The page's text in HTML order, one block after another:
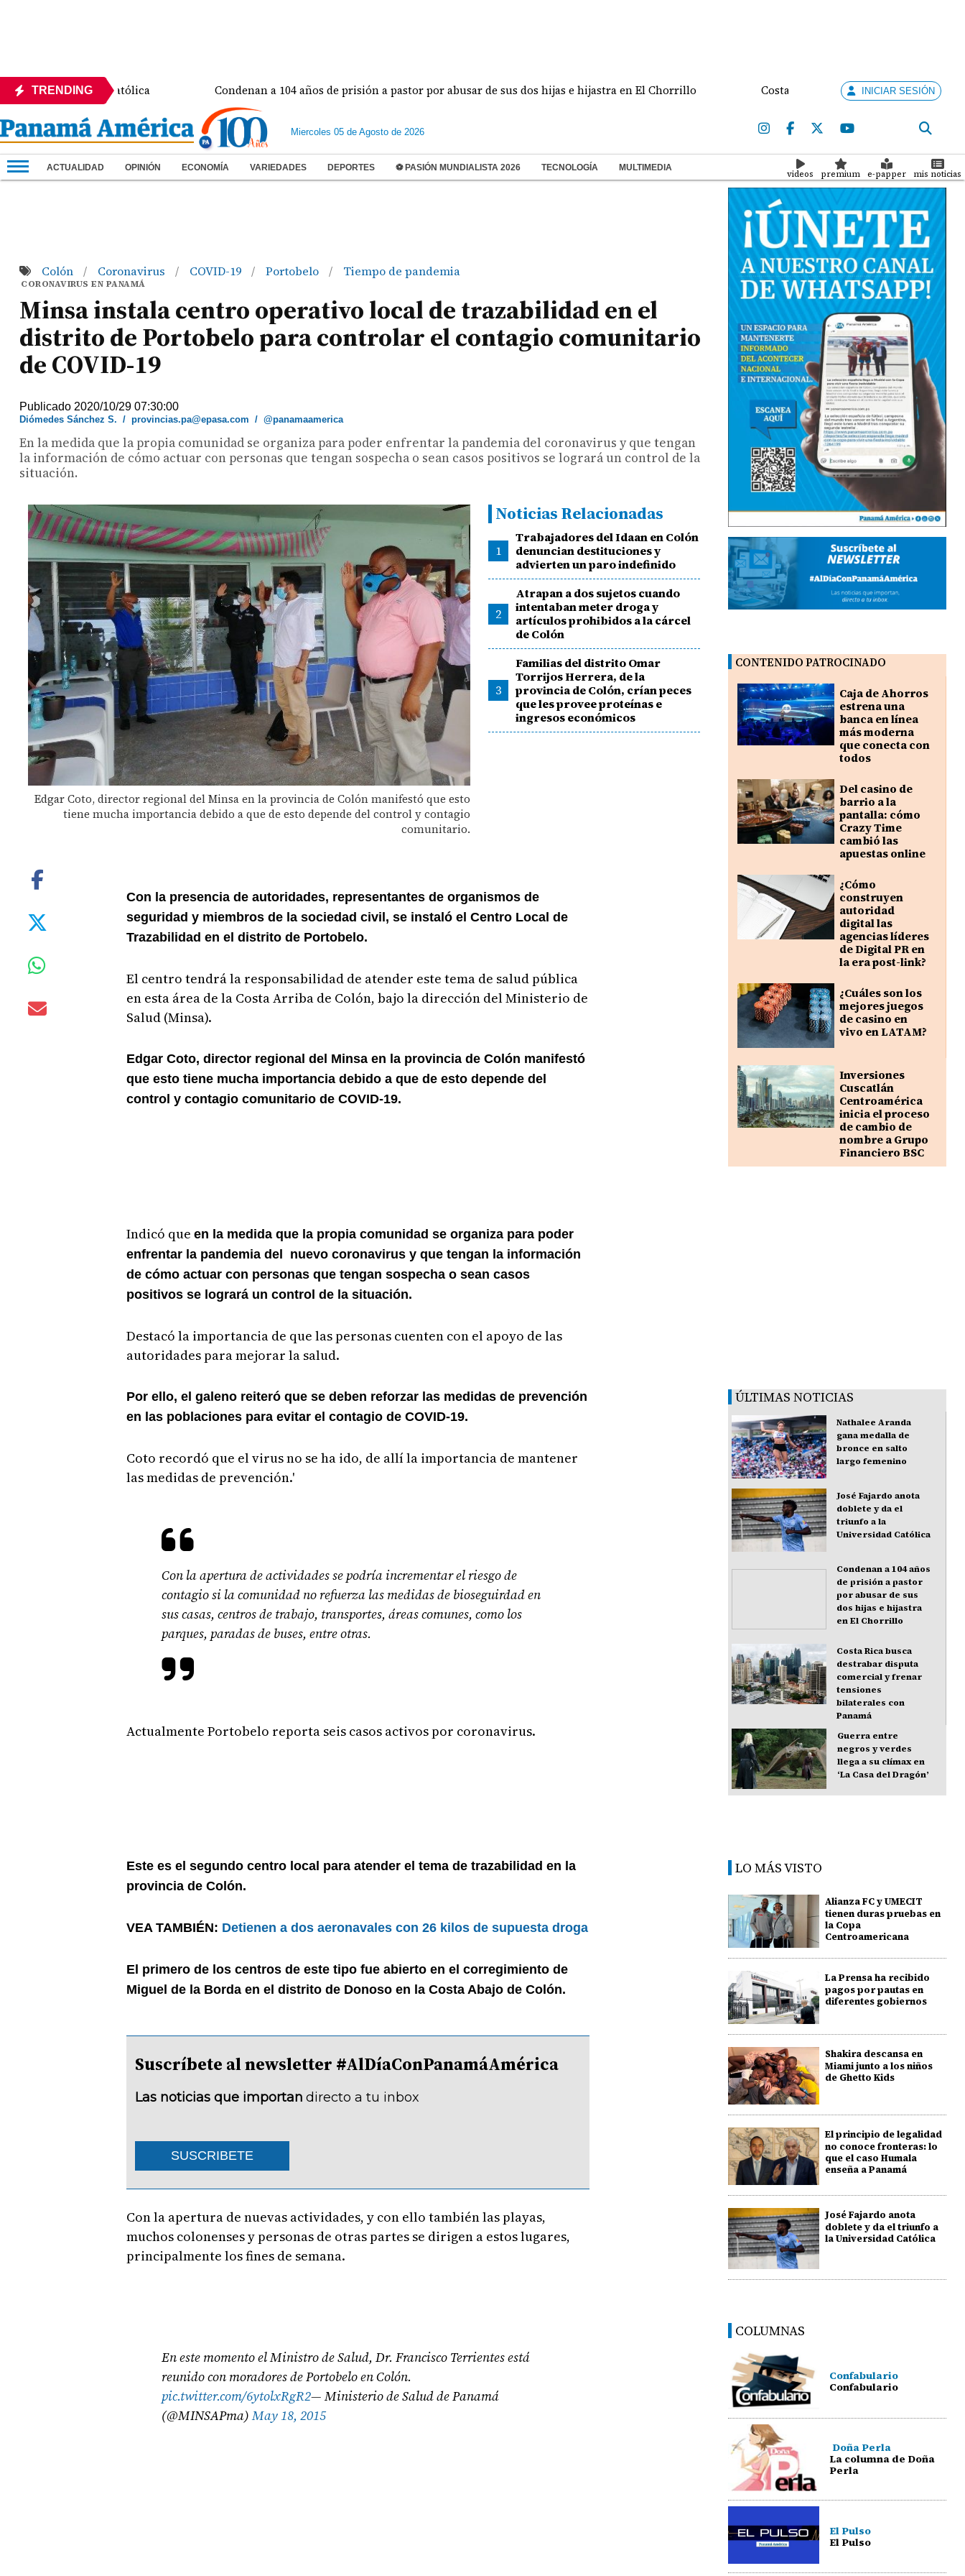
TRENDING
Católica Condenan a 104 años de prisión a pastor por abusar de sus dos hijas e hijastra en El Chorrillo Costa Rica busca destrabar disputa
INICIAR SESIÓN
Miercoles 05 de Agosto de 2026
ACTUALIDAD OPINIÓN ECONOMÍA VARIEDADES DEPORTES ⚽ PASIÓN MUNDIALISTA 2026 TECNOLOGÍA MULTIMEDIA
videos premium e-papper mis noticias
Colón / Coronavirus / COVID-19 / Portobelo / Tiempo de pandemia
CORONAVIRUS EN PANAMÁ
Minsa instala centro operativo local de trazabilidad en el
distrito de Portobelo para controlar el contagio comunitario
de COVID-19
Publicado 2020/10/29 07:30:00
Diómedes Sánchez S. /provincias.pa@epasa.com /@panamaamerica
En la medida que la propia comunidad se organiza para poder enfrentar la pandemia del coronavirus y que tengan
la información de cómo actuar con personas que tengan sospecha o sean casos positivos se logrará un control de la
situación.
Edgar Coto, director regional del Minsa en la provincia de Colón manifestó que esto
tiene mucha importancia debido a que de esto depende del control y contagio
comunitario.
Noticias Relacionadas
1
Trabajadores del Idaan en Colón
denuncian destituciones y
advierten un paro indefinido
2
Atrapan a dos sujetos cuando
intentaban meter droga y
artículos prohibidos a la cárcel
de Colón
3
Familias del distrito Omar
Torrijos Herrera, de la
provincia de Colón, crían peces
que les provee proteínas e
ingresos económicos
Con la presencia de autoridades, representantes de organismos de
seguridad y miembros de la sociedad civil, se instaló el Centro Local de
Trazabilidad en el distrito de Portobelo.
El centro tendrá la responsabilidad de atender este tema de salud pública
en esta área de la Costa Arriba de Colón, bajo la dirección del Ministerio de
Salud (Minsa).
Edgar Coto, director regional del Minsa en la provincia de Colón manifestó
que esto tiene mucha importancia debido a que de esto depende del
control y contagio comunitario de COVID-19.
Indicó que en la medida que la propia comunidad se organiza para poder
enfrentar la pandemia del nuevo coronavirus y que tengan la información
de cómo actuar con personas que tengan sospecha o sean casos
positivos se logrará un control de la situación.
Destacó la importancia de que las personas cuenten con el apoyo de las
autoridades para mejorar la salud.
Por ello, el galeno reiteró que se deben reforzar las medidas de prevención
en las poblaciones para evitar el contagio de COVID-19.
Coto recordó que el virus no se ha ido, de allí la importancia de mantener
las medidas de prevención.'
Con la apertura de actividades se podría incrementar el riesgo de
contagio si la comunidad no refuerza las medidas de bioseguirdad en
sus casas, centros de trabajo, transportes, áreas comunes, como los
parques, paradas de buses, entre otras.
Actualmente Portobelo reporta seis casos activos por coronavirus.
Este es el segundo centro local para atender el tema de trazabilidad en la
provincia de Colón.
VEA TAMBIÉN: Detienen a dos aeronavales con 26 kilos de supuesta droga
El primero de los centros de este tipo fue abierto en el corregimiento de
Miguel de la Borda en el distrito de Donoso en la Costa Abajo de Colón.
Suscríbete al newsletter #AlDíaConPanamáAmérica
Las noticias que importan directo a tu inbox
SUSCRIBETE
Con la apertura de nuevas actividades, y con ello también las playas,
muchos colonenses y personas de otras partes se dirigen a estos lugares,
principalmente los fines de semana.
En este momento el Ministro de Salud, Dr. Francisco Terrientes está
reunido con moradores de Portobelo en Colón.
pic.twitter.com/6ytolxRgR2— Ministerio de Salud de Panamá
(@MINSAPma)May 18, 2015
CONTENIDO PATROCINADO
Caja de Ahorros
estrena una
banca en línea
más moderna
que conecta con
todos
Del casino de
barrio a la
pantalla: cómo
Crazy Time
cambió las
apuestas online
¿Cómo
construyen
autoridad
digital las
agencias líderes
de Digital PR en
la era post-link?
¿Cuáles son los
mejores juegos
de casino en
vivo en LATAM?
Inversiones
Cuscatlán
Centroamérica
inicia el proceso
de cambio de
nombre a Grupo
Financiero BSC
ÚLTIMAS NOTICIAS
Nathalee Aranda
gana medalla de
bronce en salto
largo femenino
José Fajardo anota
doblete y da el
triunfo a la
Universidad Católica
Condenan a 104 años
de prisión a pastor
por abusar de sus
dos hijas e hijastra
en El Chorrillo
Costa Rica busca
destrabar disputa
comercial y frenar
tensiones
bilaterales con
Panamá
Guerra entre
negros y verdes
llega a su clímax en
‘La Casa del Dragón’
LO MÁS VISTO
Alianza FC y UMECIT
tienen duras pruebas en
la Copa
Centroamericana
La Prensa ha recibido
pagos por pautas en
diferentes gobiernos
Shakira descansa en
Miami junto a los niños
de Ghetto Kids
El principio de legalidad
no conoce fronteras: lo
que el caso Humala
enseña a Panamá
José Fajardo anota
doblete y da el triunfo a
la Universidad Católica
COLUMNAS
Confabulario
Confabulario
Doña Perla
La columna de Doña
Perla
El Pulso
El Pulso